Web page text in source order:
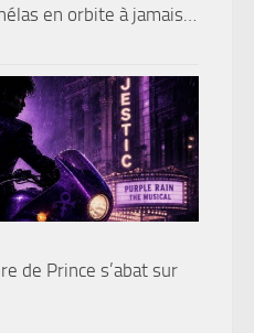
en orbite à jamais…
de Prince s’abat sur